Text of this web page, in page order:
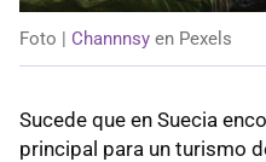
Foto | Channnsy en Pexels
Sucede que en Suecia
principal para un turismo